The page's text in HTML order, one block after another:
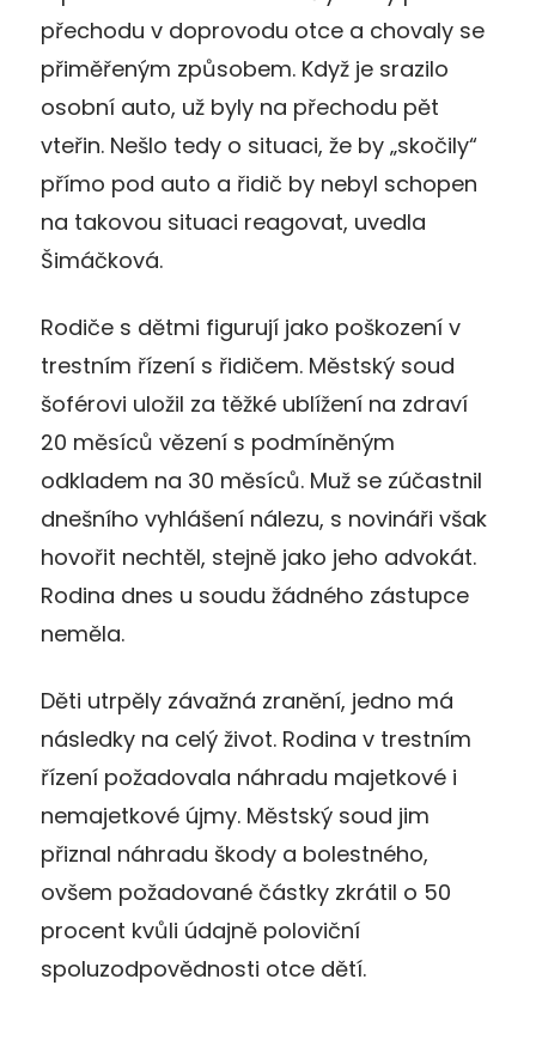
přechodu v doprovodu otce a chovaly se
přiměřeným způsobem. Když je srazilo
osobní auto, už byly na přechodu pět
vteřin. Nešlo tedy o situaci, že by „skočily“
přímo pod auto a řidič by nebyl schopen
na takovou situaci reagovat, uvedla
Šimáčková.
Rodiče s dětmi figurují jako poškození v
trestním řízení s řidičem. Městský soud
šoférovi uložil za těžké ublížení na zdraví
20 měsíců vězení s podmíněným
odkladem na 30 měsíců. Muž se zúčastnil
dnešního vyhlášení nálezu, s novináři však
hovořit nechtěl, stejně jako jeho advokát.
Rodina dnes u soudu žádného zástupce
neměla.
Děti utrpěly závažná zranění, jedno má
následky na celý život. Rodina v trestním
řízení požadovala náhradu majetkové i
nemajetkové újmy. Městský soud jim
přiznal náhradu škody a bolestného,
ovšem požadované částky zkrátil o 50
procent kvůli údajně poloviční
spoluzodpovědnosti otce dětí.